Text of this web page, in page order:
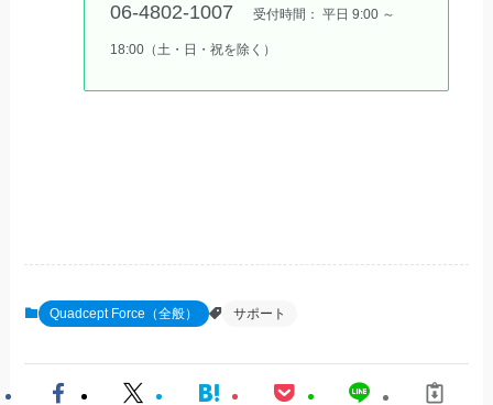
06-4802-1007
受付時間： 平日 9:00 ～
18:00（土・日・祝を除く）
Quadcept Force（全般） サポート